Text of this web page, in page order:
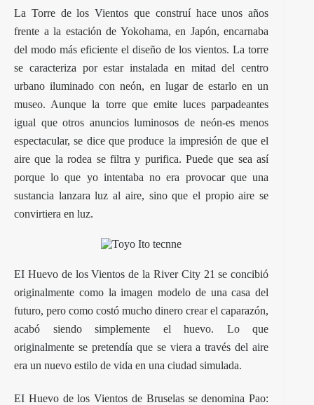
La Torre de los Vientos que construí hace unos años
frente a la estación de Yokohama, en Japón, encarnaba
del modo más eficiente el diseño de los vientos. La torre
se caracteriza por estar instalada en mitad del centro
urbano iluminado con neón, en lugar de estarlo en un
museo. Aunque la torre que emite luces parpadeantes
igual que otros anuncios luminosos de neón-es menos
espectacular, se dice que produce la impresión de que el
aire que la rodea se filtra y purifica. Puede que sea así
porque lo que yo intentaba no era provocar que una
sustancia lanzara luz al aire, sino que el propio aire se
convirtiera en luz.
EI Huevo de los Vientos de la River City 21 se concibió
originalmente como la imagen modelo de una casa del
futuro, pero como costó mucho dinero crear el caparazón,
acabó siendo simplemente el huevo. Lo que
originalmente se pretendía que se viera a través del aire
era un nuevo estilo de vida en una ciudad simulada.
EI Huevo de los Vientos de Bruselas se denomina Pao: